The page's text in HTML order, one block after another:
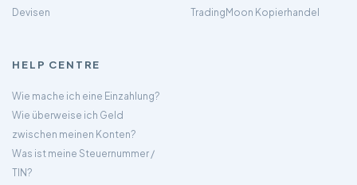
Devisen
TradingMoon Kopierhandel
HELP CENTRE
Wie mache ich eine Einzahlung?
Wie überweise ich Geld
zwischen meinen Konten?
Was ist meine Steuernummer /
TIN?